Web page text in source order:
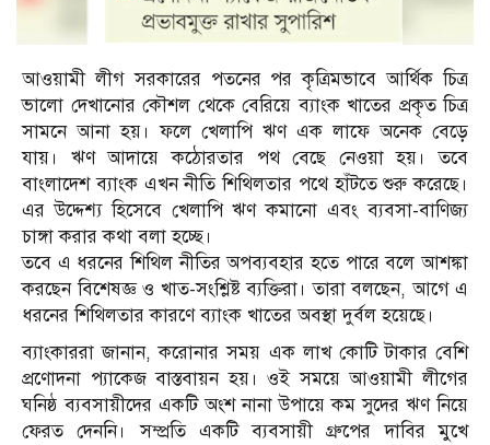
আওয়ামী লীগ সরকারের পতনের পর কৃত্রিমভাবে আর্থিক চিত্র
ভালো দেখানোর কৌশল থেকে বেরিয়ে ব্যাংক খাতের প্রকৃত চিত্র
সামনে আনা হয়। ফলে খেলাপি ঋণ এক লাফে অনেক বেড়ে
যায়। ঋণ আদায়ে কঠোরতার পথ বেছে নেওয়া হয়। তবে
বাংলাদেশ ব্যাংক এখন নীতি শিথিলতার পথে হাঁটতে শুরু করেছে।
এর উদ্দেশ্য হিসেবে খেলাপি ঋণ কমানো এবং ব্যবসা-বাণিজ্য
চাঙ্গা করার কথা বলা হচ্ছে।
তবে এ ধরনের শিথিল নীতির অপব্যবহার হতে পারে বলে আশঙ্কা
করছেন বিশেষজ্ঞ ও খাত-সংশ্লিষ্ট ব্যক্তিরা। তারা বলছেন, আগে এ
ধরনের শিথিলতার কারণে ব্যাংক খাতের অবস্থা দুর্বল হয়েছে।
ব্যাংকাররা জানান, করোনার সময় এক লাখ কোটি টাকার বেশি
প্রণোদনা প্যাকেজ বাস্তবায়ন হয়। ওই সময়ে আওয়ামী লীগের
ঘনিষ্ঠ ব্যবসায়ীদের একটি অংশ নানা উপায়ে কম সুদের ঋণ নিয়ে
ফেরত দেননি। সম্প্রতি একটি ব্যবসায়ী গ্রুপের দাবির মুখে